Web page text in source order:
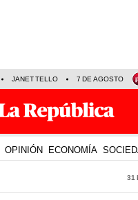
JANET TELLO 7 DE AGOSTO
OPINIÓN ECONOMÍA
31